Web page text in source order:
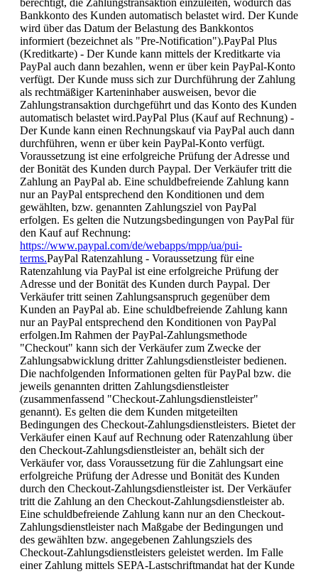
berechtigt, die Zahlungstransaktion einzuleiten, wodurch das
Bankkonto des Kunden automatisch belastet wird. Der Kunde
wird über das Datum der Belastung des Bankkontos
informiert (bezeichnet als "Pre-Notification").PayPal Plus
(Kreditkarte) - Der Kunde kann mittels der Kreditkarte via
PayPal auch dann bezahlen, wenn er über kein PayPal-Konto
verfügt. Der Kunde muss sich zur Durchführung der Zahlung
als rechtmäßiger Karteninhaber ausweisen, bevor die
Zahlungstransaktion durchgeführt und das Konto des Kunden
automatisch belastet wird.PayPal Plus (Kauf auf Rechnung) -
Der Kunde kann einen Rechnungskauf via PayPal auch dann
durchführen, wenn er über kein PayPal-Konto verfügt.
Voraussetzung ist eine erfolgreiche Prüfung der Adresse und
der Bonität des Kunden durch Paypal. Der Verkäufer tritt die
Zahlung an PayPal ab. Eine schuldbefreiende Zahlung kann
nur an PayPal entsprechend den Konditionen und dem
gewählten, bzw. genannten Zahlungsziel von PayPal
erfolgen. Es gelten die Nutzungsbedingungen von PayPal für
den Kauf auf Rechnung:
https://www.paypal.com/de/webapps/mpp/ua/pui-
terms.PayPal Ratenzahlung - Voraussetzung für eine
Ratenzahlung via PayPal ist eine erfolgreiche Prüfung der
Adresse und der Bonität des Kunden durch Paypal. Der
Verkäufer tritt seinen Zahlungsanspruch gegenüber dem
Kunden an PayPal ab. Eine schuldbefreiende Zahlung kann
nur an PayPal entsprechend den Konditionen von PayPal
erfolgen.Im Rahmen der PayPal-Zahlungsmethode
"Checkout" kann sich der Verkäufer zum Zwecke der
Zahlungsabwicklung dritter Zahlungsdienstleister bedienen.
Die nachfolgenden Informationen gelten für PayPal bzw. die
jeweils genannten dritten Zahlungsdienstleister
(zusammenfassend "Checkout-Zahlungsdienstleister"
genannt). Es gelten die dem Kunden mitgeteilten
Bedingungen des Checkout-Zahlungsdienstleisters. Bietet der
Verkäufer einen Kauf auf Rechnung oder Ratenzahlung über
den Checkout-Zahlungsdienstleister an, behält sich der
Verkäufer vor, dass Voraussetzung für die Zahlungsart eine
erfolgreiche Prüfung der Adresse und Bonität des Kunden
durch den Checkout-Zahlungsdienstleister ist. Der Verkäufer
tritt die Zahlung an den Checkout-Zahlungsdienstleister ab.
Eine schuldbefreiende Zahlung kann nur an den Checkout-
Zahlungsdienstleister nach Maßgabe der Bedingungen und
des gewählten bzw. angegebenen Zahlungsziels des
Checkout-Zahlungsdienstleisters geleistet werden. Im Falle
einer Zahlung mittels SEPA-Lastschriftmandat hat der Kunde